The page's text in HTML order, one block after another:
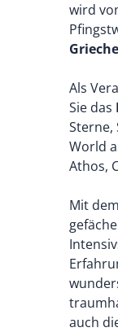
wird
Als
Sie das
Sterne,
World
Athos,
Mit
auch